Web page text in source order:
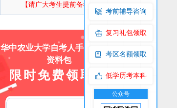
【请广大考生提前备考】
华中农业大学自考人手一份上岸
资料包
限时免费领取！
考前辅导咨询
复习礼包领取
考区名额领取
低学历考本科
公众号 公众号